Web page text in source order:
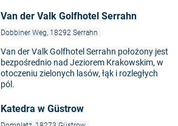
Van der Valk Golfhotel Serrahn
Dobbiner Weg, 18292 Serrahn
Van der Valk Golfhotel Serrahn położony jest
bezpośrednio nad Jeziorem Krakowskim, w
otoczeniu zielonych lasów, łąk i rozległych
pól.
Katedra w Güstrow